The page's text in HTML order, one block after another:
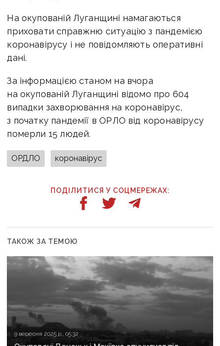
На окупованій Луганщині намагаються
приховати справжню ситуацію з пандемією
коронавірусу і не повідомляють оперативні
дані.
За інформацією станом на вчора
на окупованій Луганщині відомо про 604
випадки захворювання на коронавірус,
з початку пандемії в ОРЛО від коронавірусу
померли 15 людей.
ОРДЛО коронавірус
ПОДІЛИТИСЯ У СОЦМЕРЕЖАХ:
ТАКОЖ ЗА ТЕМОЮ
9 вересня 2025 р., 05:32